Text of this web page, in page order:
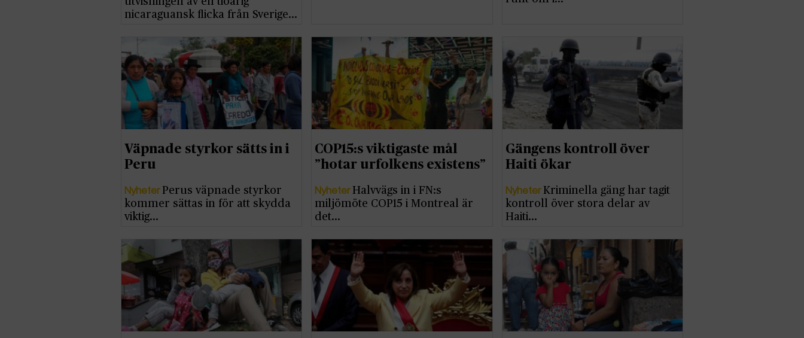
nicaraguansk flicka från Sverige…
Väpnade styrkor sätts in i
Peru
Nyheter Perus väpnade styrkor
kommer sättas in för att skydda
viktig…
COP15:s viktigaste mål
”hotar urfolkens existens”
Nyheter Halvvägs in i FN:s
miljömöte COP15 i Montreal är
det…
Gängens kontroll över
Haiti ökar
Nyheter Kriminella gäng har tagit
kontroll över stora delar av
Haiti…